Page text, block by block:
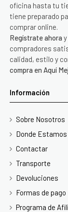
oficina hasta tu
tiene preparado
comprar online.
Regístrate ahora
compradores
calidad, estilo y
compra en Aquí
Información
Sobre Nosotros
Donde Estamos
Contactar
Transporte
Devoluciones
Formas de pago
Programa de